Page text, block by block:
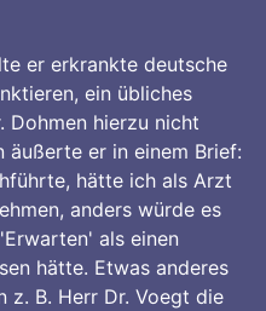
er erkrankte deutsche
ein übliches
Dohmen hierzu nicht
äußerte er in einem Brief:
hätte ich als Arzt
anders würde es
als einen
hätte. Etwas anderes
z. B. Herr Dr. Voegt die